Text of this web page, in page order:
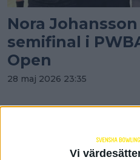
Vi
Nora
semifinal i
Open
28 maj 2026 23:35